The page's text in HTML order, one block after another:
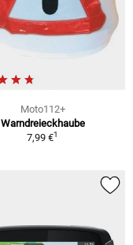
Moto112+
Warndreieckhaube
7,99 €1